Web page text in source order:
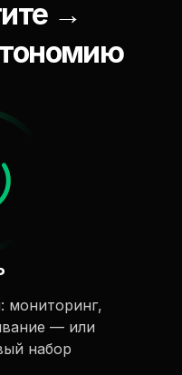
→
мониторинг,
— или
набор